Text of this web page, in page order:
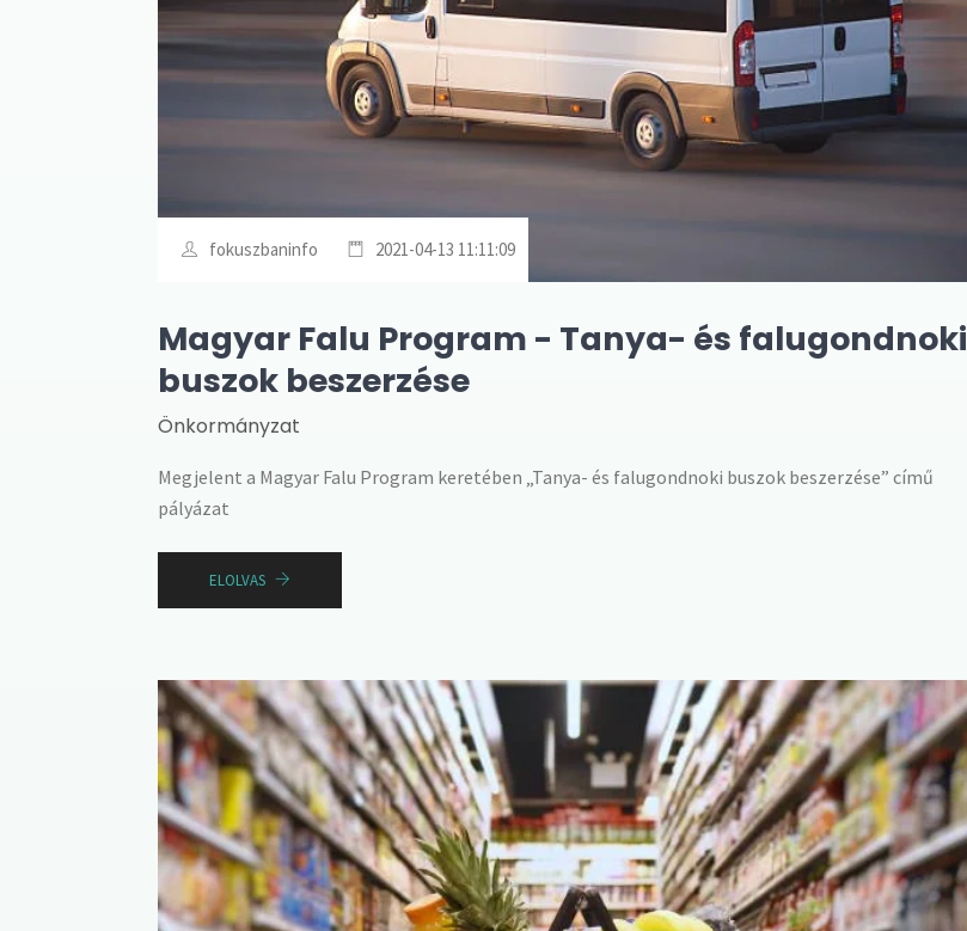
fokuszbaninfo 2021-04-13 11:11:09
Magyar Falu Program - Tanya- és falugondnoki
buszok beszerzése
Önkormányzat
Megjelent a Magyar Falu Program keretében „Tanya- és falugondnoki buszok beszerzése” című
pályázat
ELOLVAS